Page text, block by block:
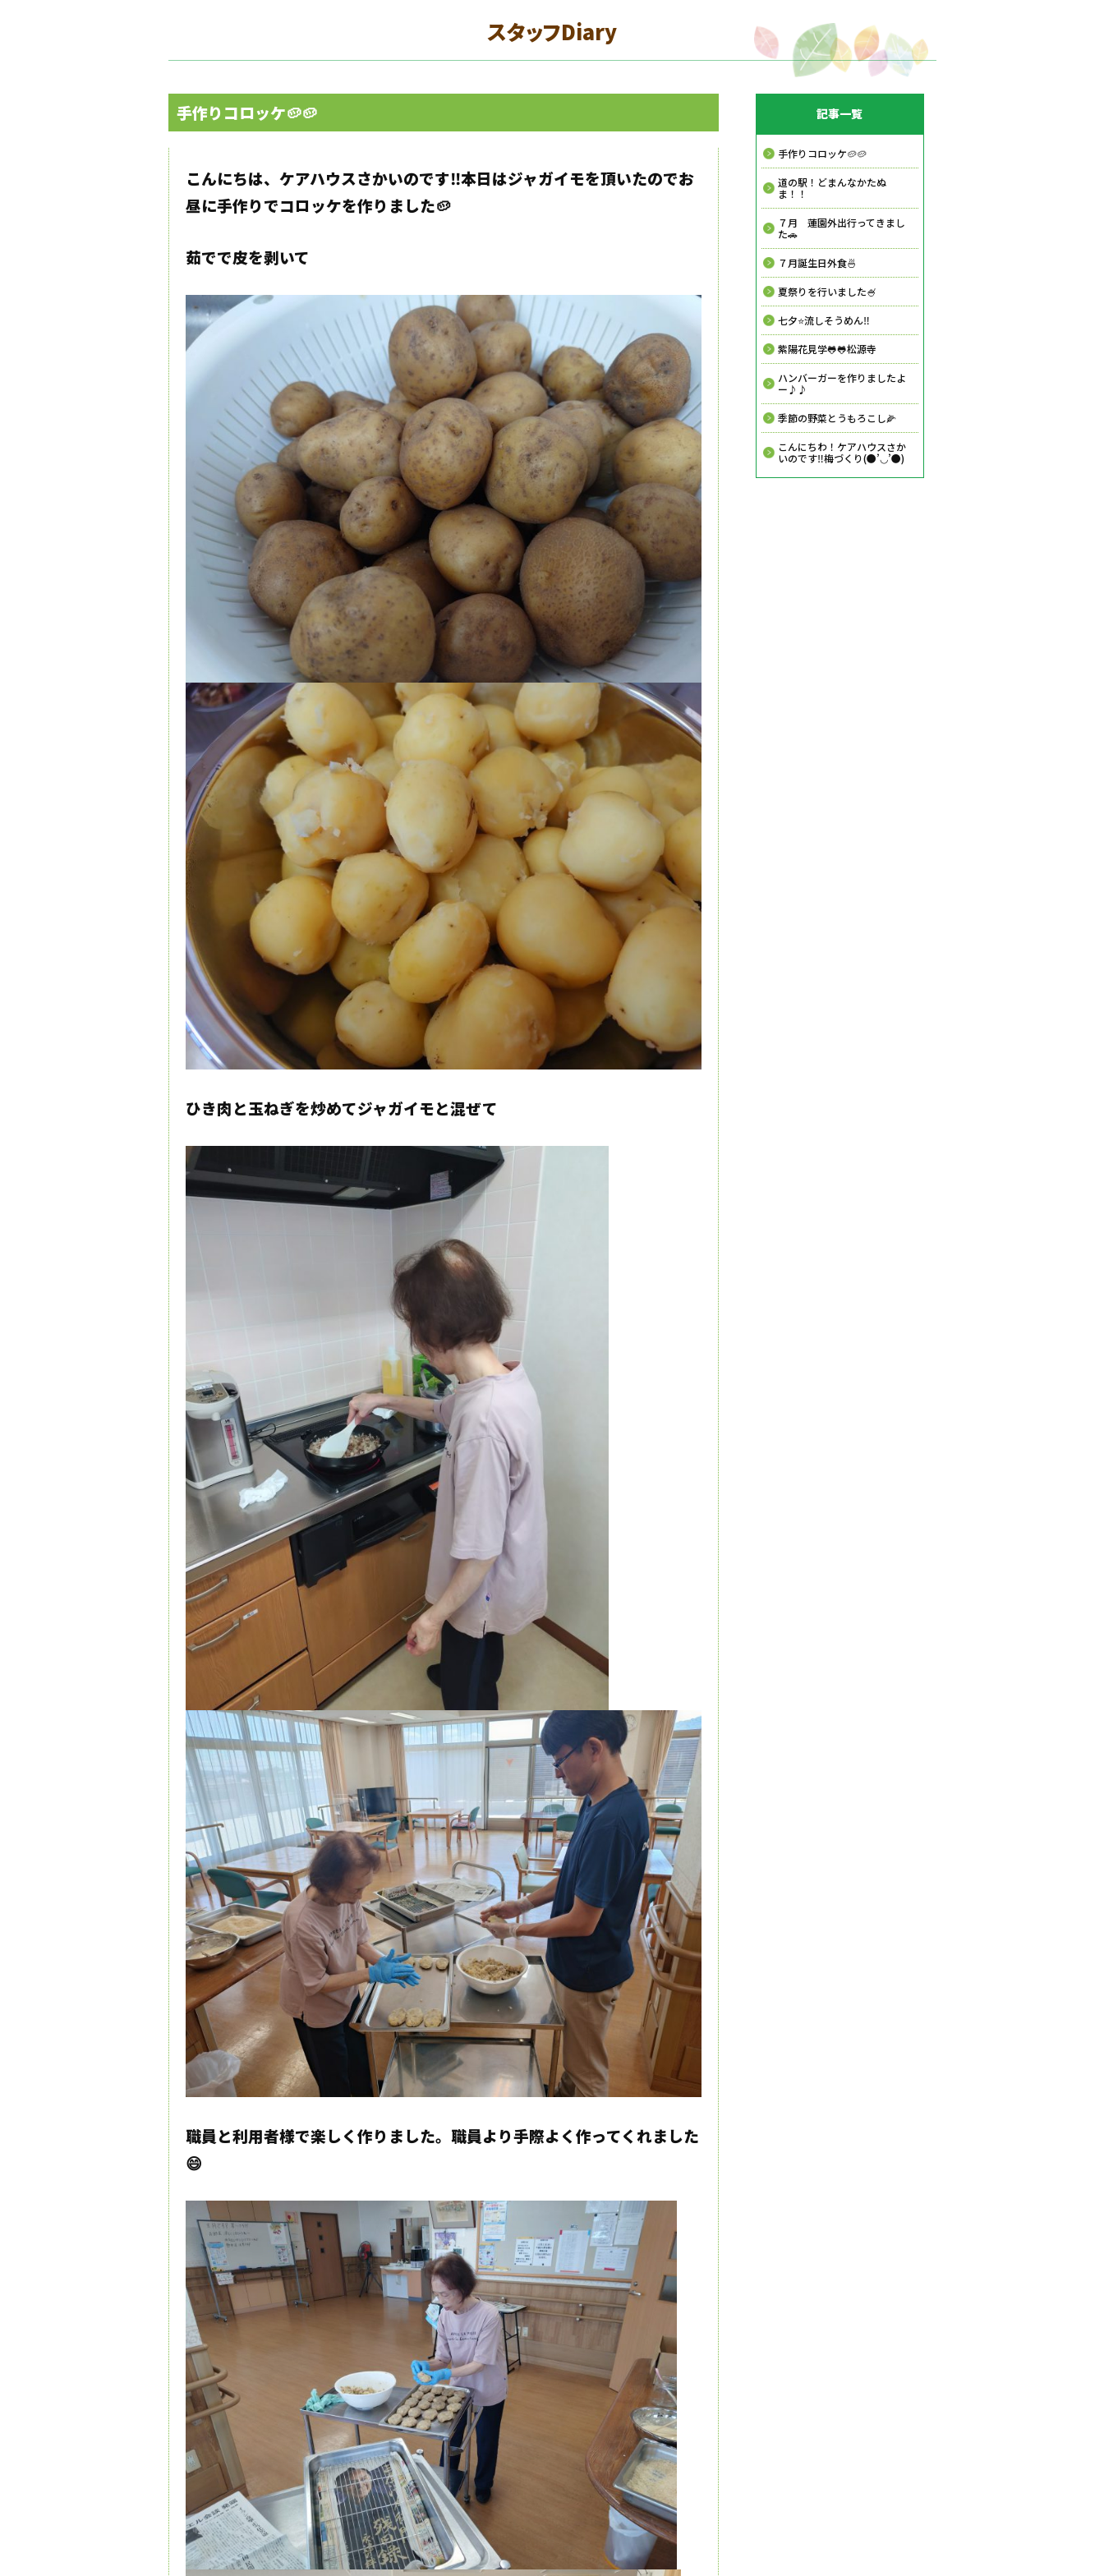
スタッフDiary
手作りコロッケ🥔🥔
こんにちは、ケアハウスさかいのです‼️本日はジャガイモを頂いたのでお
昼に手作りでコロッケを作りました🥔
茹でで皮を剥いて
ひき肉と玉ねぎを炒めてジャガイモと混ぜて
職員と利用者様で楽しく作りました。職員より手際よく作ってくれました
😄
記事一覧
手作りコロッケ🥔🥔
道の駅！どまんなかたぬ
ま！！
７月 蓮園外出行ってきまし
た🚗
７月誕生日外食🍜
夏祭りを行いました🍧
七夕⭐流しそうめん‼️
紫陽花見学🐸🐸松源寺
ハンバーガーを作りましたよ
ー♪♪
季節の野菜とうもろこし🌽
こんにちわ！ケアハウスさか
いのです‼️梅づくり(●’◡’●)